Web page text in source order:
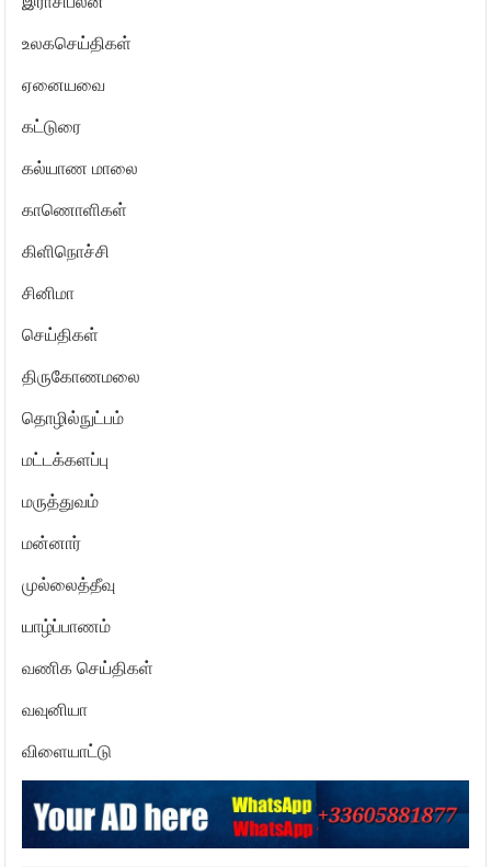
உலகசெய்திகள்
ஏனையவை
கட்டுரை
கல்யாண மாலை
காணொளிகள்
கிளிநொச்சி
சினிமா
செய்திகள்
திருகோணமலை
தொழில்நுட்பம்
மட்டக்களப்பு
மருத்துவம்
மன்னார்
முல்லைத்தீவு
யாழ்ப்பாணம்
வணிக செய்திகள்
வவுனியா
விளையாட்டு